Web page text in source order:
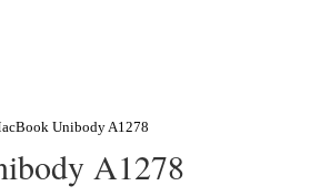
Unibody A1278
A1278